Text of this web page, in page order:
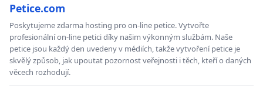
Petice.com
Poskytujeme zdarma hosting pro on-line petice. Vytvořte
profesionální on-line petici díky našim výkonným službám. Naše
petice jsou každý den uvedeny v médiích, takže vytvoření petice je
skvělý způsob, jak upoutat pozornost veřejnosti i těch, kteří o daných
věcech rozhodují.